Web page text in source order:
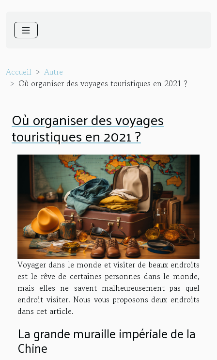
Accueil
Autre
Où organiser des voyages touristiques en 2021 ?
Où organiser des voyages
touristiques en 2021 ?
Voyager dans le monde et visiter de beaux endroits
est le rêve de certaines personnes dans le monde,
mais elles ne savent malheureusement pas quel
endroit visiter. Nous vous proposons deux endroits
dans cet article.
La grande muraille impériale de la
Chine